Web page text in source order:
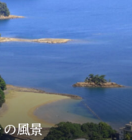
風景